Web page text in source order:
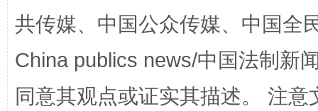
解纷+调解+退费，一次搞定
共传媒、中国公众传媒、中国全
China publics news/中国法制新
同意其观点或证实其描述。 注